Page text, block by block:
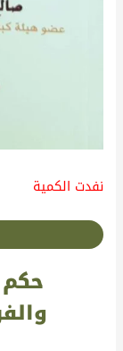
حكم
نفدت الكمية